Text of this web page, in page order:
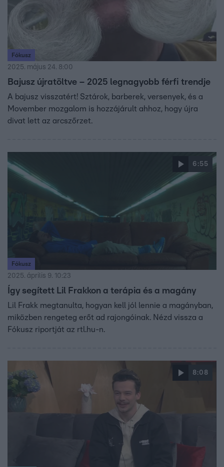
Fókusz
2025. május 24. 8:00
Bajusz újratöltve – 2025 legnagyobb férfi trendje
A bajusz visszatért! Sztárok, barberek, versenyek, és a
Movember mozgalom is hozzájárult ahhoz, hogy újra
divat lett az arcszőrzet.
6:55
Fókusz
2025. április 9. 10:23
Így segített Lil Frakkon a terápia és a magány
Lil Frakk megtanulta, hogyan kell jól lennie a magányban,
miközben rengeteg erőt ad rajongóinak. Nézd vissza a
Fókusz riportját az rtl.hu-n.
8:08